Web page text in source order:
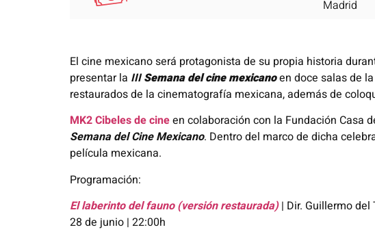
Madrid
El cine mexicano será protagonista de su propia historia
presentar la IIISemana del cine mexicanoen doce salas de
restaurados de la cinematografía mexicana, además de
MK2 Cibeles de cineen colaboración con la Fundación Casa
Semana del Cine Mexicano. Dentro del marco de dicha
película mexicana.
Programación:
El laberinto del fauno (versión restaurada)| Dir. Guillermo del
28 de junio | 22:00h